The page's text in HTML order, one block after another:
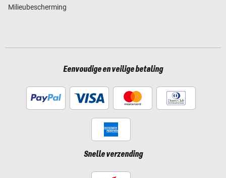
Milieubescherming
Eenvoudige en veilige betaling
Snelle verzending